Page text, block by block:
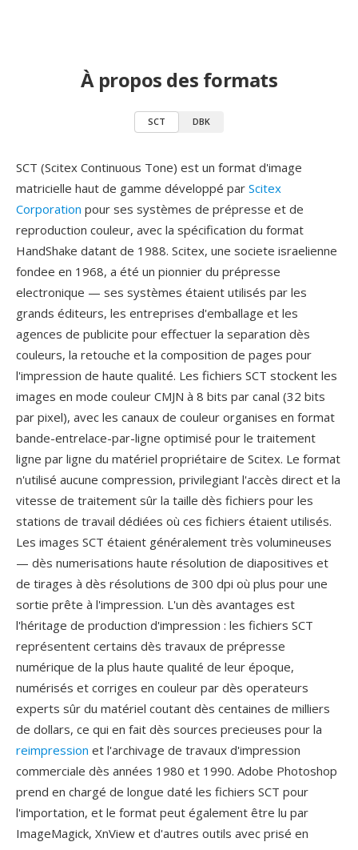
À propos des formats
SCT DBK
SCT (Scitex Continuous Tone) est un format d'image
matricielle haut de gamme développé par Scitex
Corporation pour ses systèmes de prépresse et de
reproduction couleur, avec la spécification du format
HandShake datant de 1988. Scitex, une societe israelienne
fondee en 1968, a été un pionnier du prépresse
electronique — ses systèmes étaient utilisés par les
grands éditeurs, les entreprises d'emballage et les
agences de publicite pour effectuer la separation dès
couleurs, la retouche et la composition de pages pour
l'impression de haute qualité. Les fichiers SCT stockent les
images en mode couleur CMJN à 8 bits par canal (32 bits
par pixel), avec les canaux de couleur organises en format
bande-entrelace-par-ligne optimisé pour le traitement
ligne par ligne du matériel propriétaire de Scitex. Le format
n'utilisé aucune compression, privilegiant l'accès direct et la
vitesse de traitement sûr la taille dès fichiers pour les
stations de travail dédiées où ces fichiers étaient utilisés.
Les images SCT étaient généralement très volumineuses
— dès numerisations haute résolution de diapositives et
de tirages à dès résolutions de 300 dpi où plus pour une
sortie prête à l'impression. L'un dès avantages est
l'héritage de production d'impression : les fichiers SCT
représentent certains dès travaux de prépresse
numérique de la plus haute qualité de leur époque,
numérisés et corriges en couleur par dès operateurs
experts sûr du matériel coutant dès centaines de milliers
de dollars, ce qui en fait dès sources precieuses pour la
reimpression et l'archivage de travaux d'impression
commerciale dès années 1980 et 1990. Adobe Photoshop
prend en chargé de longue daté les fichiers SCT pour
l'importation, et le format peut également être lu par
ImageMagick, XnView et d'autres outils avec prisé en